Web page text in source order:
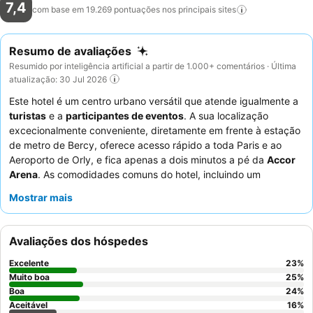
7,4 com base em 19.269 pontuações nos principais sites
Resumo de avaliações
Resumido por inteligência artificial a partir de 1.000+ comentários · Última
atualização: 30 Jul 2026
Este hotel é um centro urbano versátil que atende igualmente a
turistas e a participantes de eventos. A sua localização
excecionalmente conveniente, diretamente em frente à estação
de metro de Bercy, oferece acesso rápido a toda Paris e ao
Aeroporto de Orly, e fica apenas a dois minutos a pé da Accor
Arena. As comodidades comuns do hotel, incluindo um
proporcionam excelentes espaços para relaxar e socializar. Os
excecionalmente prestável, e o
um destaque, notado pela sua vasta seleção e sumo de laranja
fresco. Para uma estadia mais tranquila, os hóspedes podem
considerar solicitar um quarto virado para o lado oposto à rua.
Mostrar mais
Avaliações dos hóspedes
Excelente 23%
Muito boa
25%
Boa
24%
Aceitável
16%